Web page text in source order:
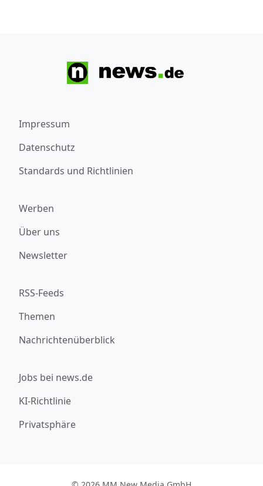
Impressum
Datenschutz
Standards und Richtlinien
Werben
Über uns
Newsletter
RSS-Feeds
Themen
Nachrichtenüberblick
Jobs bei news.de
KI-Richtlinie
Privatsphäre